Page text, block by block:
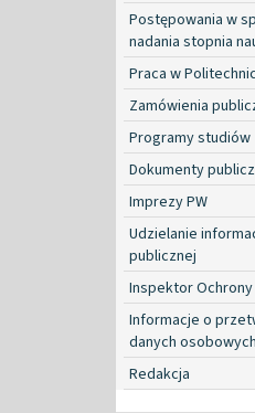
Postępowania w
nadania stopnia
Praca w
Zamówienia
Programy studiów
Dokumenty
Imprezy PW
Udzielanie
publicznej
Inspektor Ochrony
Informacje o
danych osobowych
Redakcja